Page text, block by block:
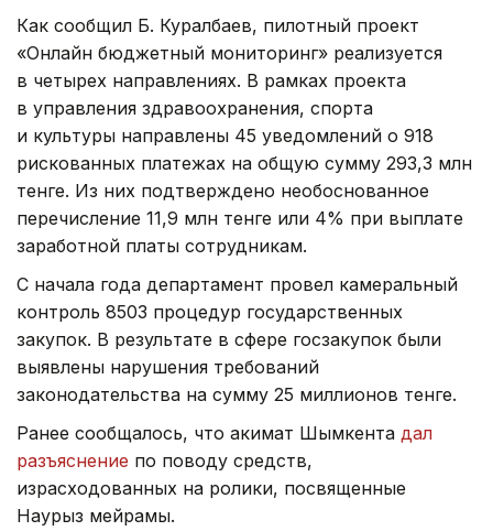
Как сообщил Б. Куралбаев, пилотный проект
«Онлайн бюджетный мониторинг» реализуется
в четырех направлениях. В рамках проекта
в управления здравоохранения, спорта
и культуры направлены 45 уведомлений о 918
рискованных платежах на общую сумму 293,3 млн
тенге. Из них подтверждено необоснованное
перечисление 11,9 млн тенге или 4% при выплате
заработной платы сотрудникам.
С начала года департамент провел камеральный
контроль 8503 процедур государственных
закупок. В результате в сфере госзакупок были
выявлены нарушения требований
законодательства на сумму 25 миллионов тенге.
Ранее сообщалось, что акимат Шымкента дал
разъяснение по поводу средств,
израсходованных на ролики, посвященные
Наурыз мейрамы.